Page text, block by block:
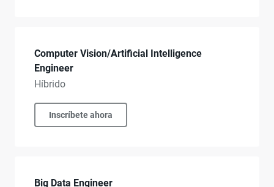
Computer Vision/Artificial Intelligence
Engineer
Híbrido
Inscríbete ahora
Big Data Engineer